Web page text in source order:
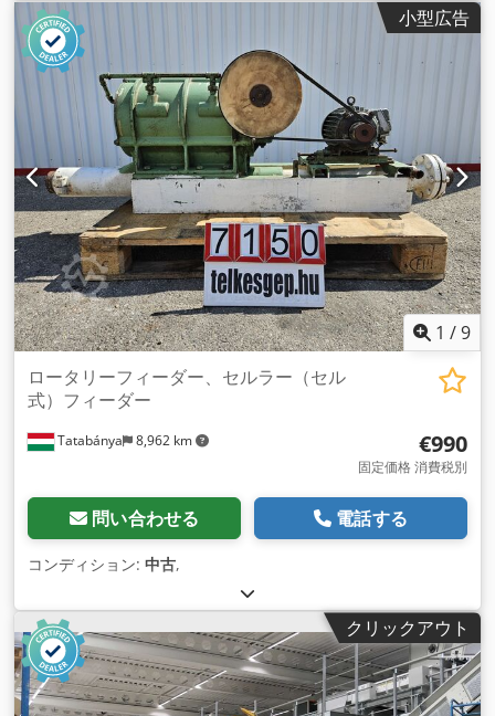
小型広告
1 /9
Tatabánya 8,962 km
ロータリーフィーダー、セルラー（セル
式）フィーダー
€990
固定価格 消費税別
問い合わせる 電話する
コンディション: 中古,
クリックアウト